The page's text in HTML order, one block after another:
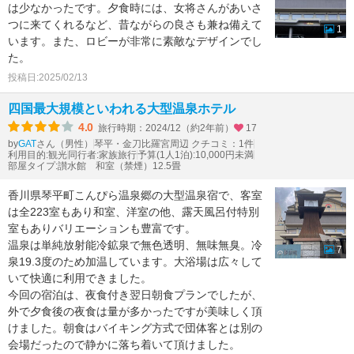
は少なかったです。夕食時には、女将さんがあいさ
つに来てくれるなど、昔ながらの良さも兼ね備えて
います。また、ロビーが非常に素敵なデザインでし
た。
投稿日:2025/02/13
1
四国最大規模といわれる大型温泉ホテル
4.0 旅行時期：2024/12（約2年前）
17
byGATさん（男性） 琴平・金刀比羅宮周辺 クチコミ：1件
利用目的:観光 同行者:家族旅行予算(1人1泊):10,000円未満
部屋タイプ:讃水館 和室（禁煙）12.5畳
香川県琴平町こんぴら温泉郷の大型温泉宿で、客室
は全223室もあり和室、洋室の他、露天風呂付特別
室もありバリエーションも豊富です。
温泉は単純放射能冷鉱泉で無色透明、無味無臭。冷
泉19.3度のため加温しています。大浴場は広々して
いて快適に利用できました。
今回の宿泊は、夜食付き翌日朝食プランでしたが、
外で夕食後の夜食は量が多かったですが美味しく頂
けました。朝食はバイキング方式で団体客とは別の
会場だったので静かに落ち着いて頂けました。
7